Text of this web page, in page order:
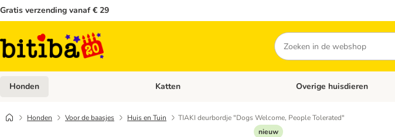
Gratis verzending vanaf € 29
Zoeken
Honden Open categoriemenu: Honden
Katten Open categoriemenu: Katten
Overige huisdieren
Honden Voor de baasjes Huis en Tuin
TIAKI deurbordje "Dogs Welcome, People Tolerated"
nieuw